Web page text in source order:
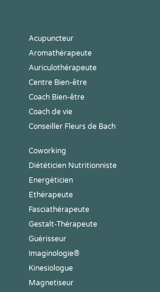
Acupuncteur
Aromathérapeute
Auriculothérapeute
Centre Bien-être
Coach Bien-être
Coach de vie
Conseiller Fleurs de Bach
Coworking
Diététicien Nutritionniste
Energéticien
Ethérapeute
Fasciathérapeute
Gestalt-Thérapeute
Guérisseur
Imaginologie®
Kinesiologue
Magnetiseur